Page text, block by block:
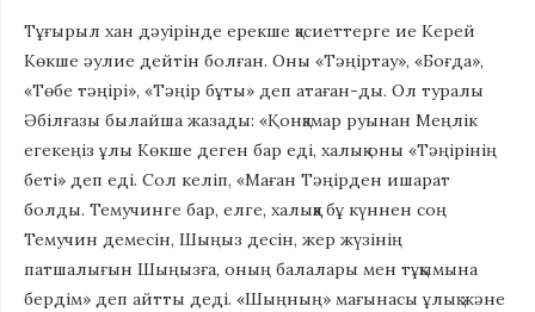
Тұғырыл хан дәуірінде ерекше қасиеттерге ие Керей
Көкше әулие дейтін болған. Оны «Тәңіртау», «Боғда»,
«Төбе тәңірі», «Тәңір бұты» деп атаған-ды. Ол туралы
Әбілғазы былайша жазады: «Қонқамар руынан Меңлік
егекеңіз ұлы Көкше деген бар еді, халық оны «Тәңірінің
беті» деп еді. Сол келіп, «Маған Тәңірден ишарат
болды. Темучинге бар, елге, халыққа бұ күннен соң
Темучин демесін, Шыңыз десін, жер жүзінің
патшалығын Шыңызға, оның балалары мен тұқымына
бердім» деп айтты деді. «Шыңның» мағынасы ұлық және